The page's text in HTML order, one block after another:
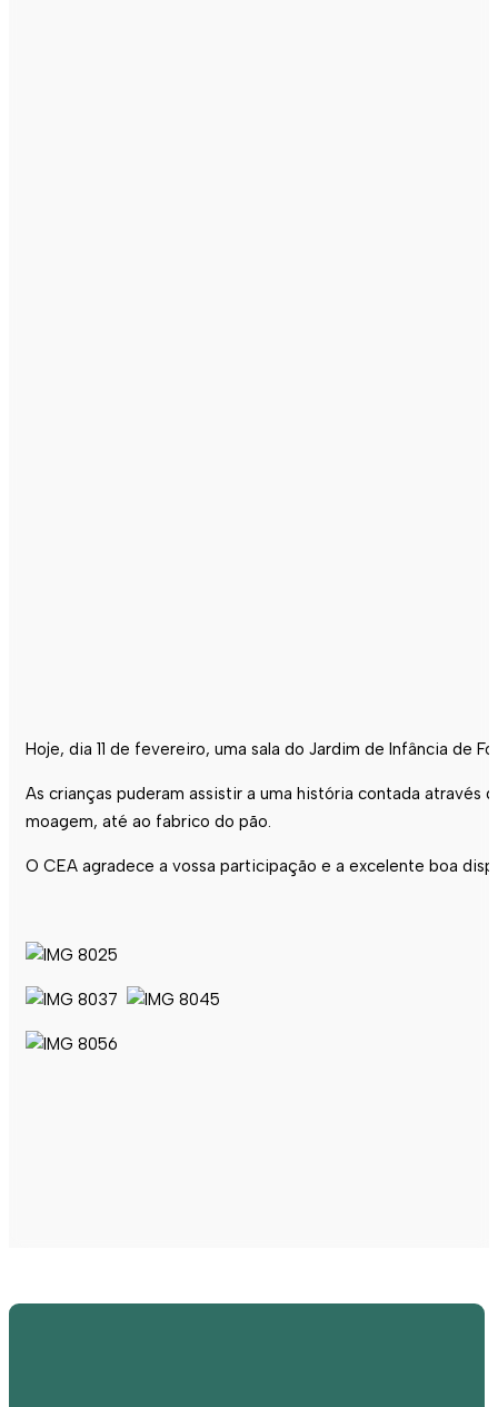
Hoje, dia 11 de fevereiro, uma sala do Jardim de Infância de
As crianças puderam assistir a uma história contada através
moagem, até ao fabrico do pão.
O CEA agradece a vossa participação e a excelente boa